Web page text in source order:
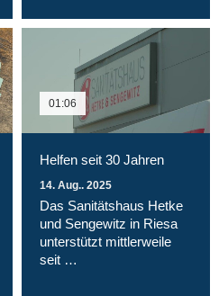
01:06
Helfen seit 30 Jahren
14. Aug.. 2025
Das Sanitätshaus Hetke
und Sengewitz in Riesa
unterstützt mittlerweile
seit …